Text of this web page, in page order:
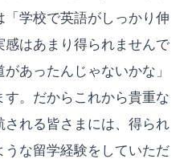
学校で英語がしっかり伸
感はあまり得られませんで
あったんじゃないかな」
す。だからこれから貴重な
される皆さまには、得られ
うな留学経験をしていただ